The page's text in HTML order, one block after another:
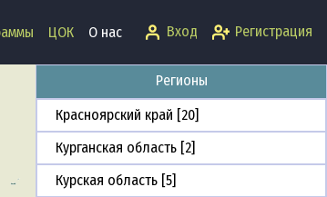
ЦОК О нас Вход Регистрация
Регионы
Краснодарский край [15]
Красноярский край [20]
Курганская область [2]
Курская область [5]